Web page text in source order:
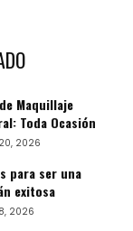
Maquillaje
Toda Ocasión
2026
para ser una
exitosa
2026